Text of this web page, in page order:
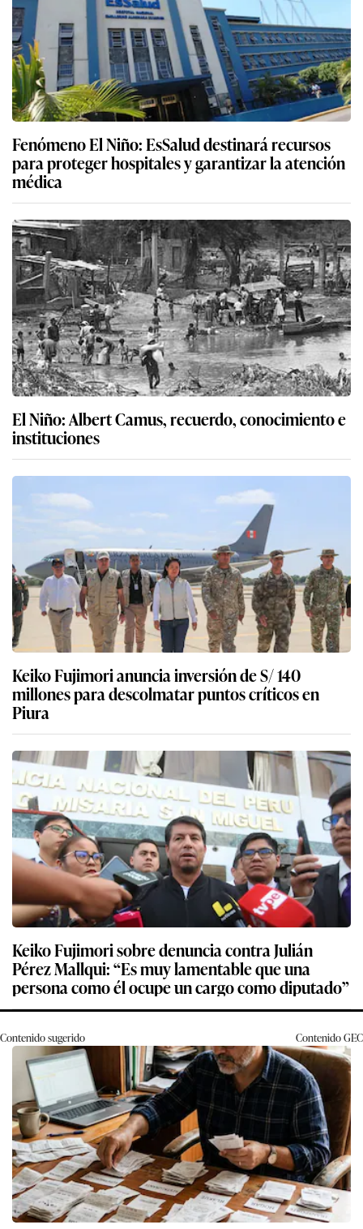
Fenómeno El Niño: EsSalud destinará recursos
para proteger hospitales y garantizar la atención
médica
El Niño: Albert Camus, recuerdo, conocimiento e
instituciones
Keiko Fujimori anuncia inversión de S/ 140
millones para descolmatar puntos críticos en
Piura
Keiko Fujimori sobre denuncia contra Julián
Pérez Mallqui: “Es muy lamentable que una
persona como él ocupe un cargo como diputado”
Contenido sugerido ContenidoGEC